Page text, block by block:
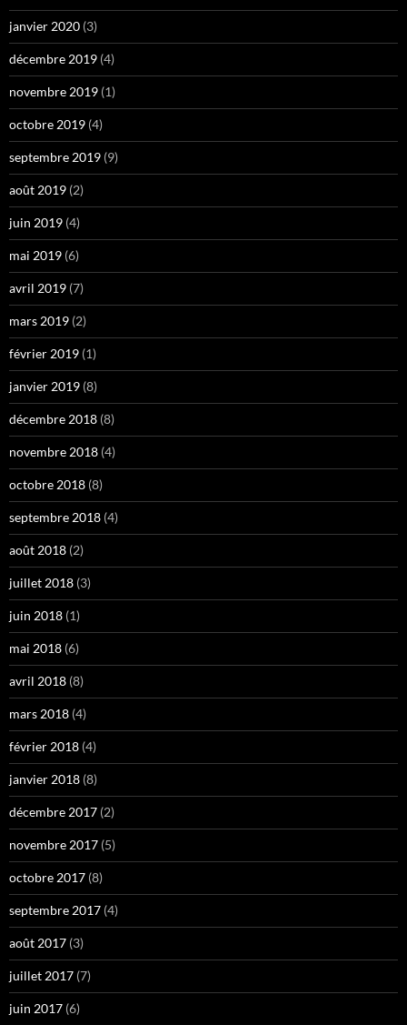
janvier 2020 (3)
décembre 2019 (4)
novembre 2019 (1)
octobre 2019 (4)
septembre 2019 (9)
août 2019 (2)
juin 2019 (4)
mai 2019 (6)
avril 2019 (7)
mars 2019 (2)
février 2019 (1)
janvier 2019 (8)
décembre 2018 (8)
novembre 2018 (4)
octobre 2018 (8)
septembre 2018 (4)
août 2018 (2)
juillet 2018 (3)
juin 2018 (1)
mai 2018 (6)
avril 2018 (8)
mars 2018 (4)
février 2018 (4)
janvier 2018 (8)
décembre 2017 (2)
novembre 2017 (5)
octobre 2017 (8)
septembre 2017 (4)
août 2017 (3)
juillet 2017 (7)
juin 2017 (6)